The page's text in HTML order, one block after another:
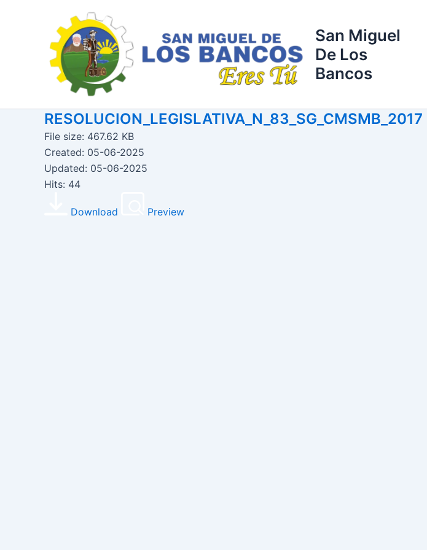
San Miguel
De Los
Bancos
RESOLUCION_LEGISLATIVA_N_83_SG_CMSMB_2017
File size: 467.62 KB
Created: 05-06-2025
Updated: 05-06-2025
Hits: 44
Download Preview